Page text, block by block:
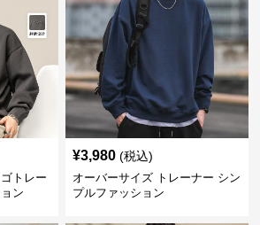
トレー
ン
¥3,980 (税込)
オーバーサイズ トレーナー シン
プルファッション